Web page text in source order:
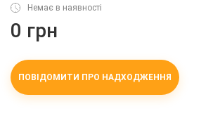
Немає в наявності
0 грн
ПОВІДОМИТИ ПРО НАДХОДЖЕННЯ